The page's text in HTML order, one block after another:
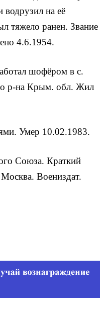
водру­зил на её
тяжело ранен. Звание
4.6.1954.
шофё­ром в с.
р-на Крым. обл. Жил
Умер 10.02.1983.
Союза. Краткий
Воениздат.